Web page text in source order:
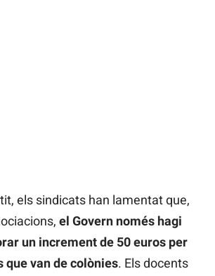
els sindicats han lamentat que,
el Govern només hagi
un increment de 50 euros per
que van de colònies. Els docents